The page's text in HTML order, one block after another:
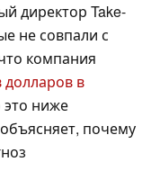
директор Take-
не совпали с
компания
в
это ниже
объясняет, почему